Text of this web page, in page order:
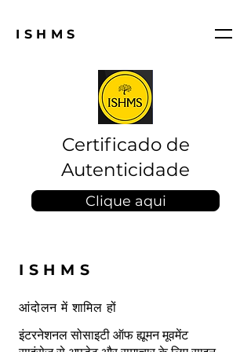
ISHMS
Certificado de
Autenticidade
Clique aqui
ISHMS
आंदोलन में शामिल हों
इंटरनेशनल सोसाइटी ऑफ ह्यूमन मूवमेंट